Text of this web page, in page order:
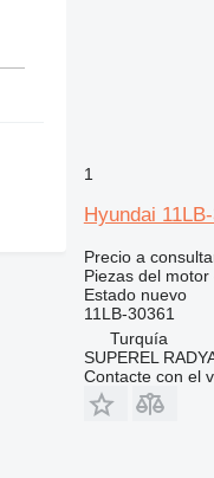
1
Hyundai
Precio a
Piezas del
Estadonuevo
11LB-30361
Turquía
SUPEREL
Contacte con el